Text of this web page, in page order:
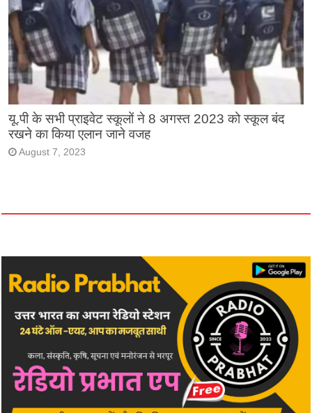
यू.पी के सभी प्राइवेट स्कूलों ने 8 अगस्त 2023 को स्कूल बंद
रखने का किया एलान जाने वजह
August 7, 2023